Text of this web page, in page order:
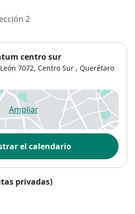
2
centro sur
7072, Centro Sur , Querétaro
Ampliarse abre en una nueva
el calendario
privadas)